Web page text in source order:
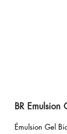
BR Emulsion
Émulsion Gel